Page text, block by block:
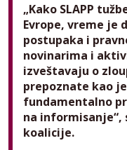
„Kako SLAPP
Evrope, vreme je
postupaka i
novinarima i
izveštavaju o
prepoznate kao
fundamentalno
na informisanje“,
koalicije.